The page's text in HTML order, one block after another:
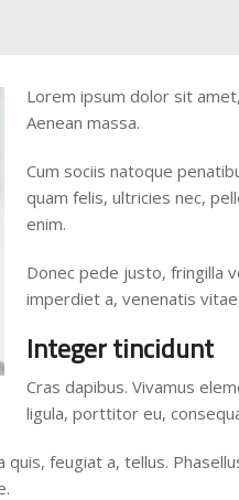
Lorem ipsum dolor sit
Aenean massa.
Cum sociis natoque
quam felis, ultricies nec,
enim.
Donec pede justo, fringilla
imperdiet a, venenatis
Integer tincidunt
Cras dapibus. Vivamus
ligula, porttitor eu,
feugiat a, tellus.